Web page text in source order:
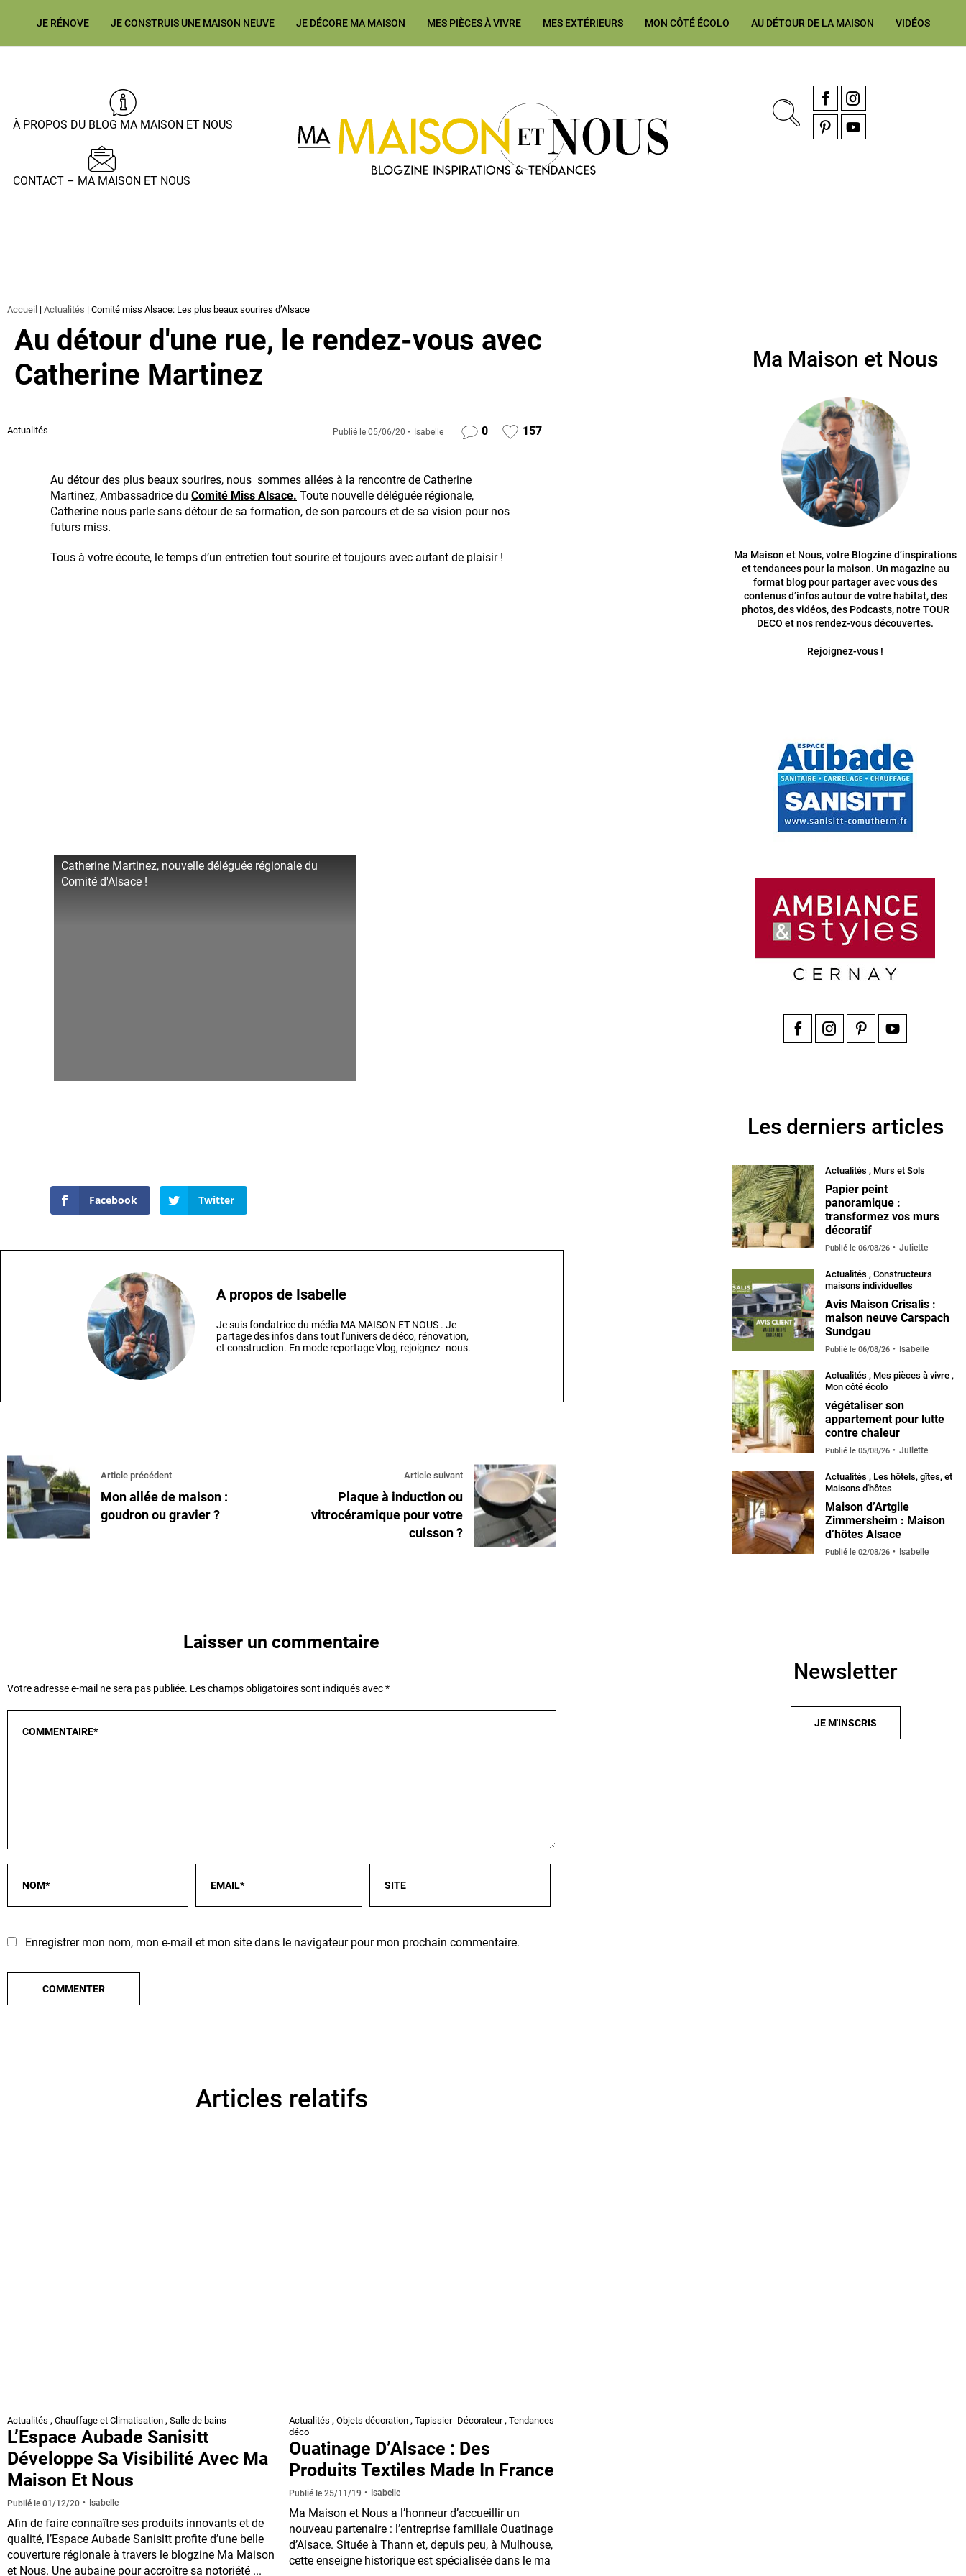
JE RÉNOVE JE CONSTRUIS UNE MAISON NEUVE JE DÉCORE MA MAISON MES PIÈCES À VIVRE MES EXTÉRIEURS MON CÔTÉ ÉCOLO AU DÉTOUR DE LA MAISON VIDÉOS
Ma Maison et Nous Construction, rénovation & décoration Alsace, Franche-Comté
À PROPOS DU BLOG MA MAISON ET NOUS
CONTACT – MA MAISON ET NOUS
FacebookInstagram
Accueil | Actualités | Comité miss Alsace: Les plus beaux sourires d’Alsace
Au détour d'une rue, le rendez-vous avec
Catherine Martinez
Actualités Publié le 05/06/20 Isabelle 0 157
Au détour des plus beaux sourires, nous sommes allées à la rencontre de Catherine
Martinez, Ambassadrice du Comité Miss Alsace. Toute nouvelle déléguée régionale,
Catherine nous parle sans détour de sa formation, de son parcours et de sa vision pour nos
futurs miss.
Tous à votre écoute, le temps d’un entretien tout sourire et toujours avec autant de plaisir !
Catherine Martinez, nouvelle déléguée régionale du
Comité d'Alsace !
Facebook Twitter
A propos de Isabelle
Je suis fondatrice du média MA MAISON ET NOUS . Je
partage des infos dans tout l'univers de déco, rénovation,
et construction. En mode reportage Vlog, rejoignez- nous.
Article précédent
Mon allée de maison :
goudron ou gravier ?
Article suivant
Plaque à induction ou
vitrocéramique pour votre
cuisson ?
Laisser un commentaire
Votre adresse e-mail ne sera pas publiée. Les champs obligatoires sont indiqués avec*
Enregistrer mon nom, mon e-mail et mon site dans le navigateur pour mon prochain commentaire.
Articles relatifs
Actualités , Chauffage et Climatisation , Salle de bains
L’Espace Aubade Sanisitt
Développe Sa Visibilité Avec Ma
Maison Et Nous
Publié le 01/12/20 Isabelle
Afin de faire connaître ses produits innovants et de
qualité, l’Espace Aubade Sanisitt profite d’une belle
couverture régionale à travers le blogzine Ma Maison
et Nous. Une aubaine pour accroître sa notoriété ...
Actualités , Objets décoration, Tapissier- Décorateur, Tendances
déco
Ouatinage D’Alsace : Des
Produits Textiles Made In France
Publié le 25/11/19 Isabelle
Ma Maison et Nous a l’honneur d’accueillir un
nouveau partenaire : l’entreprise familiale Ouatinage
d’Alsace. Située à Thann et, depuis peu, à Mulhouse,
cette enseigne historique est spécialisée dans le ma
Ma Maison et Nous
Ma Maison et Nous, votre Blogzine d’inspirations
et tendances pour la maison. Un magazine au
format blog pour partager avec vous des
contenus d’infos autour de votre habitat, des
photos, des vidéos, des Podcasts, notre TOUR
DECO et nos rendez-vous découvertes.
Rejoignez-vous !
Les derniers articles
Actualités , Murs et Sols
Papier peint
panoramique :
transformez vos murs
décoratif
Publié le 06/08/26 Juliette
Actualités , Constructeurs
maisons individuelles
Avis Maison Crisalis :
maison neuve Carspach
Sundgau
Publié le 06/08/26 Isabelle
Actualités , Mes pièces à vivre ,
Mon côté écolo
végétaliser son
appartement pour lutte
contre chaleur
Publié le 05/08/26 Juliette
Actualités , Les hôtels, gîtes, et
Maisons d'hôtes
Maison d’Artgile
Zimmersheim : Maison
d’hôtes Alsace
Publié le 02/08/26 Isabelle
Newsletter
JE M'INSCRIS